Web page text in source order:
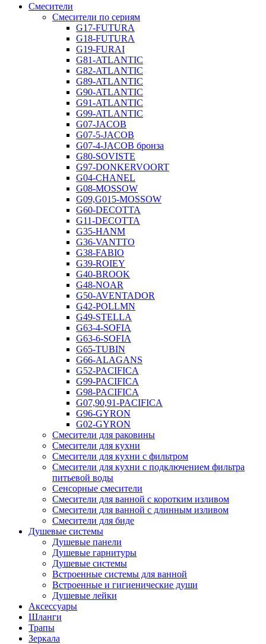
Смесители
Смесители по сериям
G17-FUTURA
G18-FUTURA
G19-FURAI
G81-ATLANTIC
G82-ATLANTIC
G89-ATLANTIC
G90-ATLANTIC
G91-ATLANTIC
G99-ATLANTIC
G07-JACOB
G07-5-JACOB
G07-4-JACOB бронза
G80-SOVISTE
G97-DONKERVOORT
G04-CHANEL
G08-MOSSOW
G09,G015-MOSSOW
G60-DECOTTA
G11-DECOTTA
G35-HANM
G36-VANTTO
G38-FABIO
G39-ROIEY
G40-BROOK
G48-NOAR
G50-AVENTADOR
G42-POLLMN
G49-STELLA
G63-4-SOFIA
G63-6-SOFIA
G65-TUBIN
G66-ALAGANS
G52-PACIFICA
G99-PACIFICA
G98-PACIFICA
G07,90,91-PACIFICA
G96-GYRON
G02-GYRON
Смесители для раковины
Смесители для кухни
Смесители для кухни с фильтром
Смесители для кухни с подключением фильтра
питьевой воды
Сенсорные смесители
Смесители для ванной с коротким изливом
Смесители для ванной с длинным изливом
Смесители для биде
Душевые системы
Душевые панели
Душевые гарнитуры
Душевые системы
Встроенные системы для ванной
Встроенные и гигиенические души
Душевые лейки
Аксессуары
Шланги
Трапы
Зеркала